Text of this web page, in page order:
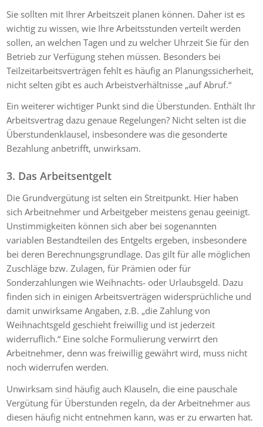
Sie sollten mit Ihrer Arbeitszeit planen können. Daher ist es
wichtig zu wissen, wie Ihre Arbeitsstunden verteilt werden
sollen, an welchen Tagen und zu welcher Uhrzeit Sie für den
Betrieb zur Verfügung stehen müssen. Besonders bei
Teilzeitarbeitsverträgen fehlt es häufig an Planungssicherheit,
nicht selten gibt es auch Arbeistverhältnisse „auf Abruf.“
Ein weiterer wichtiger Punkt sind die Überstunden. Enthält Ihr
Arbeitsvertrag dazu genaue Regelungen? Nicht selten ist die
Überstundenklausel, insbesondere was die gesonderte
Bezahlung anbetrifft, unwirksam.
3. Das Arbeitsentgelt
Die Grundvergütung ist selten ein Streitpunkt. Hier haben
sich Arbeitnehmer und Arbeitgeber meistens genau geeinigt.
Unstimmigkeiten können sich aber bei sogenannten
variablen Bestandteilen des Entgelts ergeben, insbesondere
bei deren Berechnungsgrundlage. Das gilt für alle möglichen
Zuschläge bzw. Zulagen, für Prämien oder für
Sonderzahlungen wie Weihnachts- oder Urlaubsgeld. Dazu
finden sich in einigen Arbeitsverträgen widersprüchliche und
damit unwirksame Angaben, z.B. „die Zahlung von
Weihnachtsgeld geschieht freiwillig und ist jederzeit
widerruflich.“ Eine solche Formulierung verwirrt den
Arbeitnehmer, denn was freiwillig gewährt wird, muss nicht
noch widerrufen werden.
Unwirksam sind häufig auch Klauseln, die eine pauschale
Vergütung für Überstunden regeln, da der Arbeitnehmer aus
diesen häufig nicht entnehmen kann, was er zu erwarten hat.